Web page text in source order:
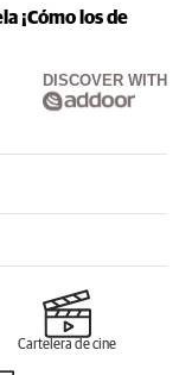
¡Cómo los de
DISCOVER WITH
Cartelera de cine